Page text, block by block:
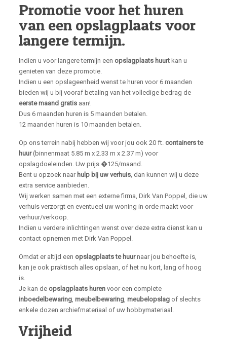
Promotie voor het huren
van een opslagplaats voor
langere termijn.
Indien u voor langere termijn een opslagplaats huurtkan u
genieten van deze promotie.
Indien u een opslageenheid wenst te huren voor 6 maanden
bieden wij u bij vooraf betaling van het volledige bedrag de
eerste maand gratisaan!
Dus 6 maanden huren is 5 maanden betalen.
12 maanden huren is 10 maanden betalen.
Op ons terrein nabij hebben wij voor jou ook 20 ft.containers te
huur(binnenmaat 5.85 m x 2.33 m x 2.37 m) voor
opslagdoeleinden. Uw prijs �125/maand.
Bent u opzoek naar hulp bij uw verhuis, dan kunnen wij u deze
extra service aanbieden.
Wij werken samen met een externe firma, Dirk Van Poppel, die uw
verhuis verzorgt en eventueel uw woning in orde maakt voor
verhuur/verkoop.
Indien u verdere inlichtingen wenst over deze extra dienst kan u
contact opnemen met Dirk Van Poppel.
Omdat er altijd een opslagplaats te huurnaar jou behoefte is,
kan je ook praktisch alles opslaan, of het nu kort, lang of hoog
is.
Je kan de opslagplaats hurenvoor een complete
inboedelbewaring, meubelbewaring, meubelopslagof slechts
enkele dozen archiefmateriaal of uw hobbymateriaal.
Vrijheid